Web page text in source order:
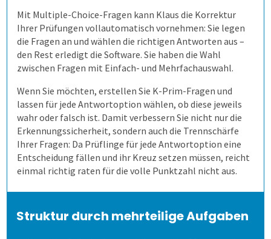
360-Grad-Feedback
Kundenbefragung
Patientenbefragung
Ärzte- und Pflegebefragung
Versorgungsqualität messen
1. Alle Befragungsarten
Punktuelle Meinungsumfrage
Bürgerumfragen
Bürgerbeteiligung
Studierendenbefragung
Panelbefragung
2. Befragung vorbereiten
Befragungsart wählen
Daten importieren
Fragebogen erstellen
3. Daten erheben
Auf Papier befragen
Online befragen
Hybrid befragen
4. Bögen erfassen
Fragebögen einscannen
Qualität der Erfassung prüfen
5. Ergebnisse generieren
Daten detailliert auswerten
Lösung
Mit Multiple-Choice-Fragen kann Klaus die Korrektur
Ihrer Prüfungen vollautomatisch vornehmen: Sie legen
die Fragen an und wählen die richtigen Antworten aus –
den Rest erledigt die Software. Sie haben die Wahl
zwischen Fragen mit Einfach- und Mehrfachauswahl.
Wenn Sie möchten, erstellen Sie K-Prim-Fragen und
lassen für jede Antwortoption wählen, ob diese jeweils
wahr oder falsch ist. Damit verbessern Sie nicht nur die
Erkennungssicherheit, sondern auch die Trennschärfe
Ihrer Fragen: Da Prüflinge für jede Antwortoption eine
Entscheidung fällen und ihr Kreuz setzen müssen, reicht
einmal richtig raten für die volle Punktzahl nicht aus.
Struktur durch mehrteilige Aufgaben